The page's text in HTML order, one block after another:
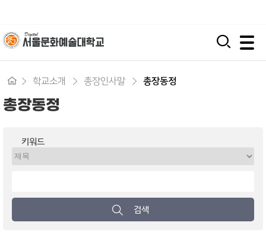
학교소개 총장인사말 총장동정
총장동정
키워드
검색